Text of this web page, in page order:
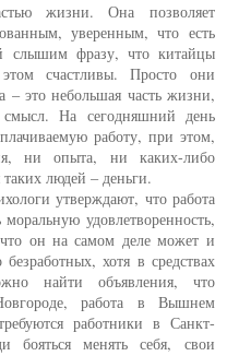
жизни. Она позволяет
уверенным, что есть
слышим фразу, что китайцы
счастливы. Просто они
– это небольшая часть жизни,
На сегодняшний день
работу, при этом,
ни опыта, ни каких-либо
людей – деньги.
утверждают, что работа
удовлетворенность,
что он на самом деле может и
хотя в средствах
найти объявления, что
работа в Вышнем
работники в Санкт-
бояться менять себя, свои